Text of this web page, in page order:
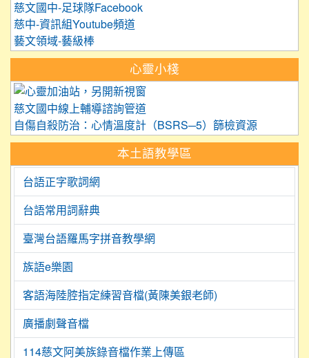
慈文國中-足球隊Facebook
慈中-資訊組Youtube頻道
藝文領域-藝級棒
心靈小棧
慈文國中線上輔導諮詢管道
自傷自殺防治：心情溫度計（BSRS─5）篩檢資源
本土語教學區
台語正字歌詞網
台語常用詞辭典
臺灣台語羅馬字拼音教學網
族語e樂園
客語海陸腔指定練習音檔(黃陳美銀老師)
廣播劇聲音檔
114慈文阿美族錄音檔作業上傳區